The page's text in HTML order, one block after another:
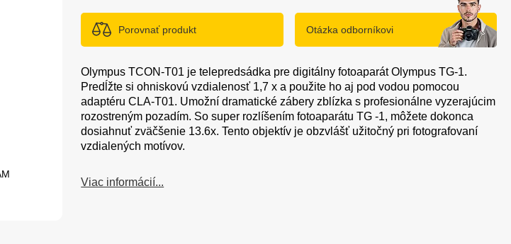
Porovnať produkt Otázka odborníkovi
Olympus TCON-T01 je telepredsádka pre digitálny fotoaparát Olympus TG-1.
Predĺžte si ohniskovú vzdialenosť 1,7 x a použite ho aj pod vodou pomocou
adaptéru CLA-T01. Umožní dramatické zábery zblízka s profesionálne vyzerajúcim
rozostreným pozadím. So super rozlíšením fotoaparátu TG -1, môžete dokonca
dosiahnuť zväčšenie 13.6x. Tento objektív je obzvlášť užitočný pri fotografovaní
vzdialených motívov.
Viac informácií...